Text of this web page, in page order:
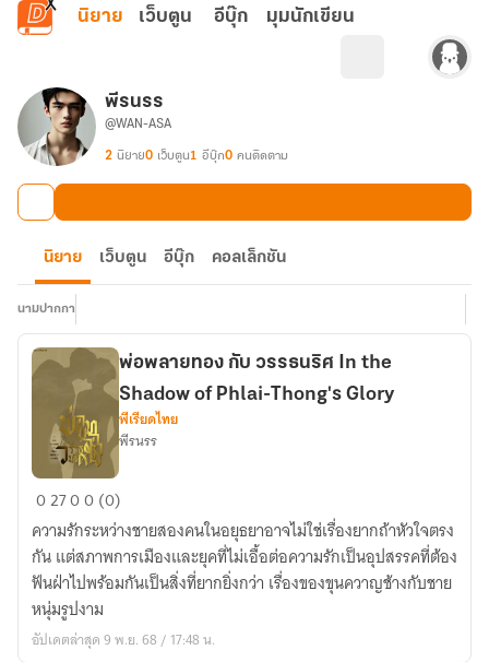
ข้ามไปยังเนื้อหาหลัก
นิยาย เว็บตูน อีบุ๊ก มุมนักเขียน
พีรนรร
@WAN-ASA
2 นิยาย0 เว็บตูน1 อีบุ๊ก0 คนติดตาม
นิยาย เว็บตูน อีบุ๊ก คอลเล็กชัน
นามปากกา
พ่อ
พลาย
ทอง
กับ
วรรธ
นริศ
In
พ่อพลายทอง กับ วรรธนริศ In the
Shadow of Phlai-Thong's Glory
พีเรียดไทย
พีรนรร
02700 (0)
ความรักระหว่างชายสองคนในอยุธยาอาจไม่ใช่เรื่องยากถ้าหัวใจตรง
กัน แต่สภาพการเมืองและยุคที่ไม่เอื้อต่อความรักเป็นอุปสรรคที่ต้อง
ฟันฝ่าไปพร้อมกันเป็นสิ่งที่ยากยิ่งกว่า เรื่องของขุนควาญช้างกับชาย
หนุ่มรูปงาม
อัปเดตล่าสุด 9 พ.ย. 68 / 17:48 น.